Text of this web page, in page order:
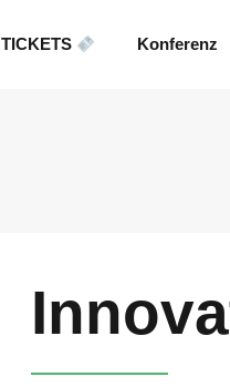
TICKETS Konferenz